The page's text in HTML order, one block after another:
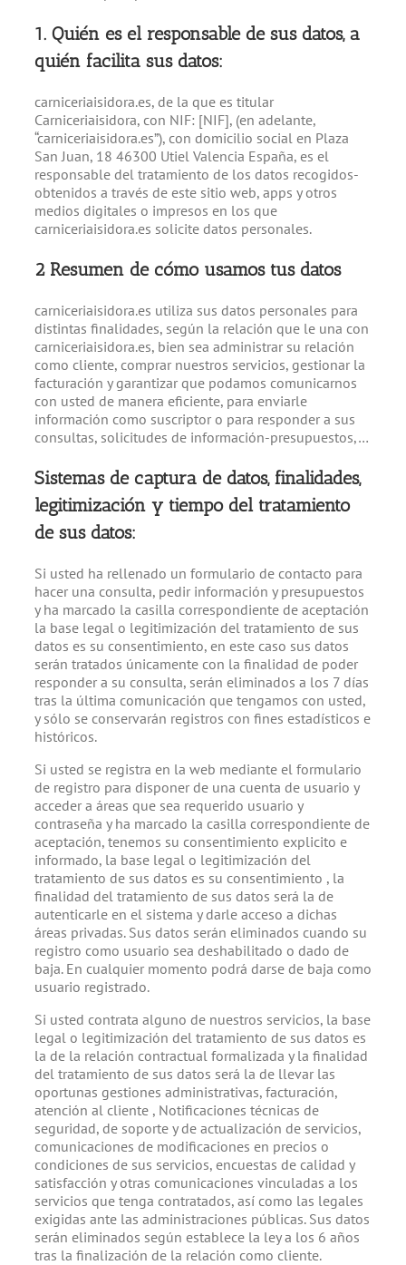
1. Quién es el responsable de sus datos, a
quién facilita sus datos:
carniceriaisidora.es, de la que es titular
Carniceriaisidora, con NIF: [NIF], (en adelante,
“carniceriaisidora.es”), con domicilio social en Plaza
San Juan, 18 46300 Utiel Valencia España, es el
responsable del tratamiento de los datos recogidos-
obtenidos a través de este sitio web, apps y otros
medios digitales o impresos en los que
carniceriaisidora.es solicite datos personales.
2 Resumen de cómo usamos tus datos
carniceriaisidora.es utiliza sus datos personales para
distintas finalidades, según la relación que le una con
carniceriaisidora.es, bien sea administrar su relación
como cliente, comprar nuestros servicios, gestionar la
facturación y garantizar que podamos comunicarnos
con usted de manera eficiente, para enviarle
información como suscriptor o para responder a sus
consultas, solicitudes de información-presupuestos,…
Sistemas de captura de datos, finalidades,
legitimización y tiempo del tratamiento
de sus datos:
Si usted ha rellenado un formulario de contacto para
hacer una consulta, pedir información y presupuestos
y ha marcado la casilla correspondiente de aceptación
la base legal o legitimización del tratamiento de sus
datos es su consentimiento, en este caso sus datos
serán tratados únicamente con la finalidad de poder
responder a su consulta, serán eliminados a los 7 días
tras la última comunicación que tengamos con usted,
y sólo se conservarán registros con fines estadísticos e
históricos.
Si usted se registra en la web mediante el formulario
de registro para disponer de una cuenta de usuario y
acceder a áreas que sea requerido usuario y
contraseña y ha marcado la casilla correspondiente de
aceptación, tenemos su consentimiento explicito e
informado, la base legal o legitimización del
tratamiento de sus datos es su consentimiento , la
finalidad del tratamiento de sus datos será la de
autenticarle en el sistema y darle acceso a dichas
áreas privadas. Sus datos serán eliminados cuando su
registro como usuario sea deshabilitado o dado de
baja. En cualquier momento podrá darse de baja como
usuario registrado.
Si usted contrata alguno de nuestros servicios, la base
legal o legitimización del tratamiento de sus datos es
la de la relación contractual formalizada y la finalidad
del tratamiento de sus datos será la de llevar las
oportunas gestiones administrativas, facturación,
atención al cliente , Notificaciones técnicas de
seguridad, de soporte y de actualización de servicios,
comunicaciones de modificaciones en precios o
condiciones de sus servicios, encuestas de calidad y
satisfacción y otras comunicaciones vinculadas a los
servicios que tenga contratados, así como las legales
exigidas ante las administraciones públicas. Sus datos
serán eliminados según establece la ley a los 6 años
tras la finalización de la relación como cliente.